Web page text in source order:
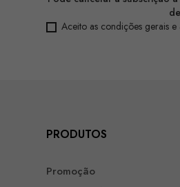
Aceito as condições gerais
PRODUTOS
Promoção